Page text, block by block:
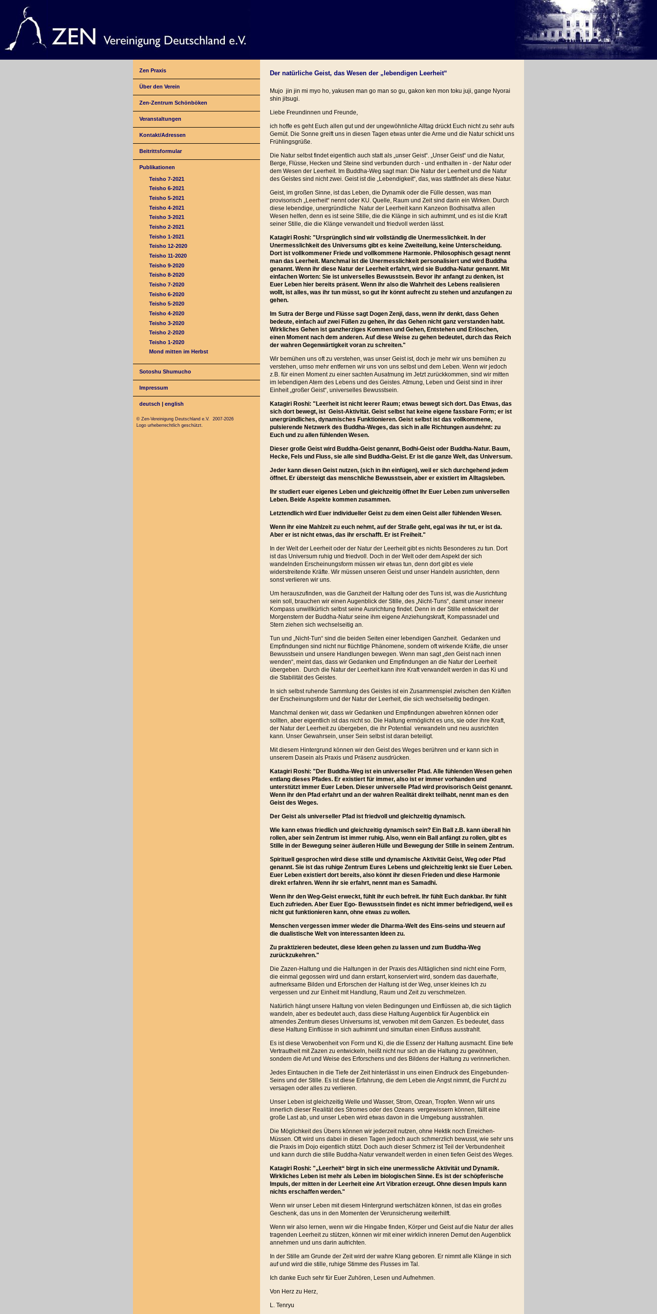
Zen Praxis
Über den Verein
Zen-Zentrum Schönböken
Veranstaltungen
Kontakt/Adressen
Beitrittsformular
Publikationen
Teisho 7-2021
Teisho 6-2021
Teisho 5-2021
Teisho 4-2021
Teisho 3-2021
Teisho 2-2021
Teisho 1-2021
Teisho 12-2020
Teisho 11-2020
Teisho 9-2020
Teisho 8-2020
Teisho 7-2020
Teisho 6-2020
Teisho 5-2020
Teisho 4-2020
Teisho 3-2020
Teisho 2-2020
Teisho 1-2020
Mond mitten im Herbst
Sotoshu Shumucho
Impressum
deutsch |english
Der natürliche Geist, das Wesen der „lebendigen Leerheit“
Mujo jin jin mi myo ho, yakusen man go man so gu, gakon ken mon toku juji, gange Nyorai
shin jitsugi.
Liebe Freundinnen und Freunde,
ich hoffe es geht Euch allen gut und der ungewöhnliche Alltag drückt Euch nicht zu sehr aufs
Gemüt. Die Sonne greift uns in diesen Tagen etwas unter die Arme und die Natur schickt uns
Frühlingsgrüße.
Die Natur selbst findet eigentlich auch statt als „unser Geist“. „Unser Geist“ und die Natur,
Berge, Flüsse, Hecken und Steine sind verbunden durch - und enthalten in - der Natur oder
dem Wesen der Leerheit. Im Buddha-Weg sagt man: Die Natur der Leerheit und die Natur
des Geistes sind nicht zwei. Geist ist die „Lebendigkeit“, das, was stattfindet als diese Natur.
Geist, im großen Sinne, ist das Leben, die Dynamik oder die Fülle dessen, was man
provisorisch „Leerheit“ nennt oder KU. Quelle, Raum und Zeit sind darin ein Wirken. Durch
diese lebendige, unergründliche Natur der Leerheit kann Kanzeon Bodhisattva allen
Wesen helfen, denn es ist seine Stille, die die Klänge in sich aufnimmt, und es ist die Kraft
seiner Stille, die die Klänge verwandelt und friedvoll werden lässt.
Katagiri Roshi: "Ursprünglich sind wir vollständig die Unermesslichkeit. In der
Unermesslichkeit des Universums gibt es keine Zweiteilung, keine Unterscheidung.
Dort ist vollkommener Friede und vollkommene Harmonie. Philosophisch gesagt nennt
man das Leerheit. Manchmal ist die Unermesslichkeit personalisiert und wird Buddha
genannt. Wenn ihr diese Natur der Leerheit erfahrt, wird sie Buddha-Natur genannt. Mit
einfachen Worten: Sie ist universelles Bewusstsein. Bevor ihr anfangt zu denken, ist
Euer Leben hier bereits präsent. Wenn ihr also die Wahrheit des Lebens realisieren
wollt, ist alles, was ihr tun müsst, so gut ihr könnt aufrecht zu stehen und anzufangen zu
gehen.
Im Sutra der Berge und Flüsse sagt Dogen Zenji, dass, wenn ihr denkt, dass Gehen
bedeute, einfach auf zwei Füßen zu gehen, ihr das Gehen nicht ganz verstanden habt.
Wirkliches Gehen ist ganzherziges Kommen und Gehen, Entstehen und Erlöschen,
einen Moment nach dem anderen. Auf diese Weise zu gehen bedeutet, durch das Reich
der wahren Gegenwärtigkeit voran zu schreiten."
Wir bemühen uns oft zu verstehen, was unser Geist ist, doch je mehr wir uns bemühen zu
verstehen, umso mehr entfernen wir uns von uns selbst und dem Leben. Wenn wir jedoch
z.B. für einen Moment zu einer sachten Ausatmung im Jetzt zurückkommen, sind wir mitten
im lebendigen Atem des Lebens und des Geistes. Atmung, Leben und Geist sind in ihrer
Einheit „großer Geist“, universelles Bewusstsein.
Katagiri Roshi: "Leerheit ist nicht leerer Raum; etwas bewegt sich dort. Das Etwas, das
sich dort bewegt, ist Geist-Aktivität. Geist selbst hat keine eigene fassbare Form; er ist
unergründliches, dynamisches Funktionieren. Geist selbst ist das vollkommene,
pulsierende Netzwerk des Buddha-Weges, das sich in alle Richtungen ausdehnt: zu
Euch und zu allen fühlenden Wesen.
Dieser große Geist wird Buddha-Geist genannt, Bodhi-Geist oder Buddha-Natur. Baum,
Hecke, Fels und Fluss, sie alle sind Buddha-Geist. Er ist die ganze Welt, das Universum.
Jeder kann diesen Geist nutzen, (sich in ihn einfügen), weil er sich durchgehend jedem
öffnet. Er übersteigt das menschliche Bewusstsein, aber er existiert im Alltagsleben.
Ihr studiert euer eigenes Leben und gleichzeitig öffnet Ihr Euer Leben zum universellen
Leben. Beide Aspekte kommen zusammen.
Letztendlich wird Euer individueller Geist zu dem einen Geist aller fühlenden Wesen.
Wenn ihr eine Mahlzeit zu euch nehmt, auf der Straße geht, egal was ihr tut, er ist da.
Aber er ist nicht etwas, das ihr erschafft. Er ist Freiheit."
In der Welt der Leerheit oder der Natur der Leerheit gibt es nichts Besonderes zu tun. Dort
ist das Universum ruhig und friedvoll. Doch in der Welt oder dem Aspekt der sich
wandelnden Erscheinungsform müssen wir etwas tun, denn dort gibt es viele
widerstreitende Kräfte. Wir müssen unseren Geist und unser Handeln ausrichten, denn
sonst verlieren wir uns.
Um herauszufinden, was die Ganzheit der Haltung oder des Tuns ist, was die Ausrichtung
sein soll, brauchen wir einen Augenblick der Stille, des „Nicht-Tuns“, damit unser innerer
Kompass unwillkürlich selbst seine Ausrichtung findet. Denn in der Stille entwickelt der
Morgenstern der Buddha-Natur seine ihm eigene Anziehungskraft, Kompassnadel und
Stern ziehen sich wechselseitig an.
Tun und „Nicht-Tun“ sind die beiden Seiten einer lebendigen Ganzheit. Gedanken und
Empfindungen sind nicht nur flüchtige Phänomene, sondern oft wirkende Kräfte, die unser
Bewusstsein und unsere Handlungen bewegen. Wenn man sagt „den Geist nach innen
wenden“, meint das, dass wir Gedanken und Empfindungen an die Natur der Leerheit
übergeben. Durch die Natur der Leerheit kann ihre Kraft verwandelt werden in das Ki und
die Stabilität des Geistes.
In sich selbst ruhende Sammlung des Geistes ist ein Zusammenspiel zwischen den Kräften
der Erscheinungsform und der Natur der Leerheit, die sich wechselseitig bedingen.
Manchmal denken wir, dass wir Gedanken und Empfindungen abwehren können oder
sollten, aber eigentlich ist das nicht so. Die Haltung ermöglicht es uns, sie oder ihre Kraft,
der Natur der Leerheit zu übergeben, die ihr Potential verwandeln und neu ausrichten
kann. Unser Gewahrsein, unser Sein selbst ist daran beteiligt.
Mit diesem Hintergrund können wir den Geist des Weges berühren und er kann sich in
unserem Dasein als Praxis und Präsenz ausdrücken.
Katagiri Roshi: "Der Buddha-Weg ist ein universeller Pfad. Alle fühlenden Wesen gehen
entlang dieses Pfades. Er existiert für immer, also ist er immer vorhanden und
unterstützt immer Euer Leben. Dieser universelle Pfad wird provisorisch Geist genannt.
Wenn ihr den Pfad erfahrt und an der wahren Realität direkt teilhabt, nennt man es den
Geist des Weges.
Der Geist als universeller Pfad ist friedvoll und gleichzeitig dynamisch.
Wie kann etwas friedlich und gleichzeitig dynamisch sein? Ein Ball z.B. kann überall hin
rollen, aber sein Zentrum ist immer ruhig. Also, wenn ein Ball anfängt zu rollen, gibt es
Stille in der Bewegung seiner äußeren Hülle und Bewegung der Stille in seinem Zentrum.
Spirituell gesprochen wird diese stille und dynamische Aktivität Geist, Weg oder Pfad
genannt. Sie ist das ruhige Zentrum Eures Lebens und gleichzeitig lenkt sie Euer Leben.
Euer Leben existiert dort bereits, also könnt ihr diesen Frieden und diese Harmonie
direkt erfahren. Wenn ihr sie erfahrt, nennt man es Samadhi.
Wenn ihr den Weg-Geist erweckt, fühlt ihr euch befreit. Ihr fühlt Euch dankbar. Ihr fühlt
Euch zufrieden. Aber Euer Ego- Bewusstsein findet es nicht immer befriedigend, weil es
nicht gut funktionieren kann, ohne etwas zu wollen.
Menschen vergessen immer wieder die Dharma-Welt des Eins-seins und steuern auf
die dualistische Welt von interessanten Ideen zu.
Zu praktizieren bedeutet, diese Ideen gehen zu lassen und zum Buddha-Weg
zurückzukehren."
Die Zazen-Haltung und die Haltungen in der Praxis des Alltäglichen sind nicht eine Form,
die einmal gegossen wird und dann erstarrt, konserviert wird, sondern das dauerhafte,
aufmerksame Bilden und Erforschen der Haltung ist der Weg, unser kleines Ich zu
vergessen und zur Einheit mit Handlung, Raum und Zeit zu verschmelzen.
Natürlich hängt unsere Haltung von vielen Bedingungen und Einflüssen ab, die sich täglich
wandeln, aber es bedeutet auch, dass diese Haltung Augenblick für Augenblick ein
atmendes Zentrum dieses Universums ist, verwoben mit dem Ganzen. Es bedeutet, dass
diese Haltung Einflüsse in sich aufnimmt und simultan einen Einfluss ausstrahlt.
Es ist diese Verwobenheit von Form und Ki, die die Essenz der Haltung ausmacht. Eine tiefe
Vertrautheit mit Zazen zu entwickeln, heißt nicht nur sich an die Haltung zu gewöhnen,
sondern die Art und Weise des Erforschens und des Bildens der Haltung zu verinnerlichen.
Jedes Eintauchen in die Tiefe der Zeit hinterlässt in uns einen Eindruck des Eingebunden-
Seins und der Stille. Es ist diese Erfahrung, die dem Leben die Angst nimmt, die Furcht zu
versagen oder alles zu verlieren.
Unser Leben ist gleichzeitig Welle und Wasser, Strom, Ozean, Tropfen. Wenn wir uns
innerlich dieser Realität des Stromes oder des Ozeans vergewissern können, fällt eine
große Last ab, und unser Leben wird etwas davon in die Umgebung ausstrahlen.
Die Möglichkeit des Übens können wir jederzeit nutzen, ohne Hektik noch Erreichen-
Müssen. Oft wird uns dabei in diesen Tagen jedoch auch schmerzlich bewusst, wie sehr uns
die Praxis im Dojo eigentlich stützt. Doch auch dieser Schmerz ist Teil der Verbundenheit
und kann durch die stille Buddha-Natur verwandelt werden in einen tiefen Geist des Weges.
Katagiri Roshi: "„Leerheit“ birgt in sich eine unermessliche Aktivität und Dynamik.
Wirkliches Leben ist mehr als Leben im biologischen Sinne. Es ist der schöpferische
Impuls, der mitten in der Leerheit eine Art Vibration erzeugt. Ohne diesen Impuls kann
nichts erschaffen werden."
Wenn wir unser Leben mit diesem Hintergrund wertschätzen können, ist das ein großes
Geschenk, das uns in den Momenten der Verunsicherung weiterhilft.
Wenn wir also lernen, wenn wir die Hingabe finden, Körper und Geist auf die Natur der alles
tragenden Leerheit zu stützen, können wir mit einer wirklich inneren Demut den Augenblick
annehmen und uns darin aufrichten.
In der Stille am Grunde der Zeit wird der wahre Klang geboren. Er nimmt alle Klänge in sich
auf und wird die stille, ruhige Stimme des Flusses im Tal.
Ich danke Euch sehr für Euer Zuhören, Lesen und Aufnehmen.
Von Herz zu Herz,
L. Tenryu
© Zen-Vereinigung Deutschland e.V. 2007-2026
Logo urheberrechtlich geschützt.